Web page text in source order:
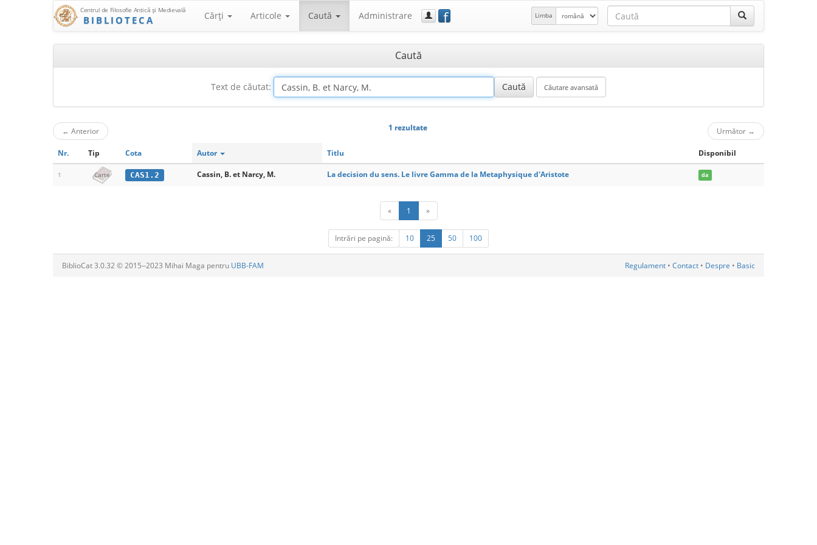
Centrul de Filosofie Antică şi Medievală
BIBLIOTECA Cărţi Articole Caută Administrare f Limba
Caută
Text de căutat:
← Anterior 1 rezultate Următor →
Nr. Tip Cota Autor Titlu Disponibil
1 Carte CAS1.2 Cassin, B. et Narcy, M. La decision du sens. Le livre Gamma de la Metaphysique d'Aristote da
« 1 »
Intrări pe pagină: 10 25 50 100
BiblioCat 3.0.32 © 2015‒2023 Mihai Maga pentru UBB-FAM Regulament • Contact • Despre • Basic